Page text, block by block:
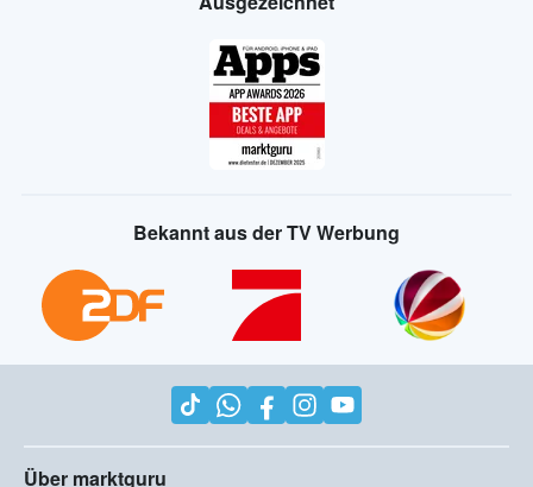
Bekannt aus der TV Werbung
Über marktguru